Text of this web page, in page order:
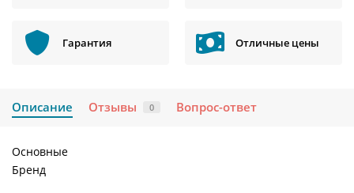
Гарантия Отличные цены
Описание Отзывы 0 Вопрос-ответ
Основные
Бренд